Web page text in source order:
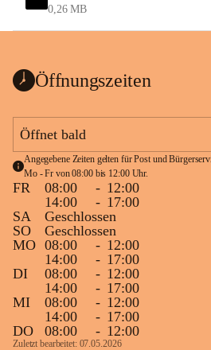
0,26 MB
Öffnungszeiten
Öffnet bald
Angegebene Zeiten gelten für Post und
Mo - Fr von 08:00 bis 12:00 Uhr.
FR 08:00 - 12:00
14:00
- 17:00
SA
Geschlossen
SO
Geschlossen
MO 08:00 - 12:00
14:00
- 17:00
DI
08:00 - 12:00
14:00
- 17:00
MI
08:00 - 12:00
14:00
- 17:00
DO
08:00 - 12:00
Zuletzt bearbeitet: 07.05.2026